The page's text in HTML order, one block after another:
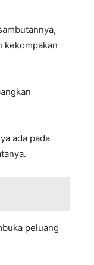
kekompakan
ada pada
peluang